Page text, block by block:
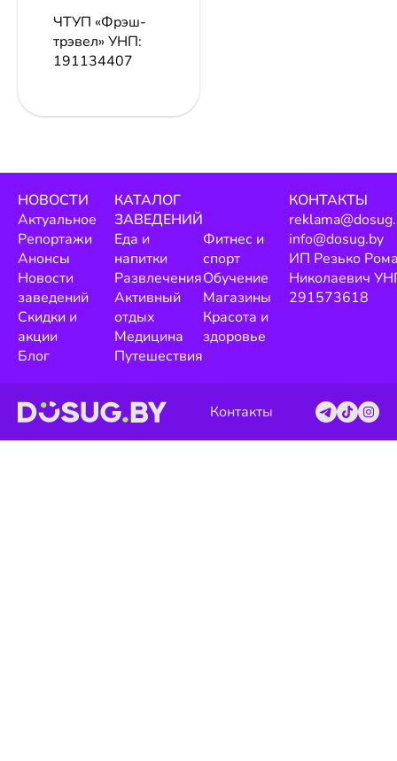
ЧТУП «Фрэш-
трэвел» УНП:
191134407
НОВОСТИ
Актуальное
Репортажи
Анонсы
Новости
заведений
Скидки и
акции
Блог
КАТАЛОГ
ЗАВЕДЕНИЙ
Еда и
напитки
Развлечения
Активный
отдых
Медицина
Путешествия
Фитнес и
спорт
Обучение
Магазины
Красота и
здоровье
КОНТАКТЫ
info@dosug.by
ИП Резько
Николаевич
291573618
Контакты